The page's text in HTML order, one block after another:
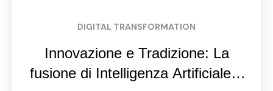
DIGITAL TRANSFORMATION
Innovazione e Tradizione: La
fusione di Intelligenza Artificiale e